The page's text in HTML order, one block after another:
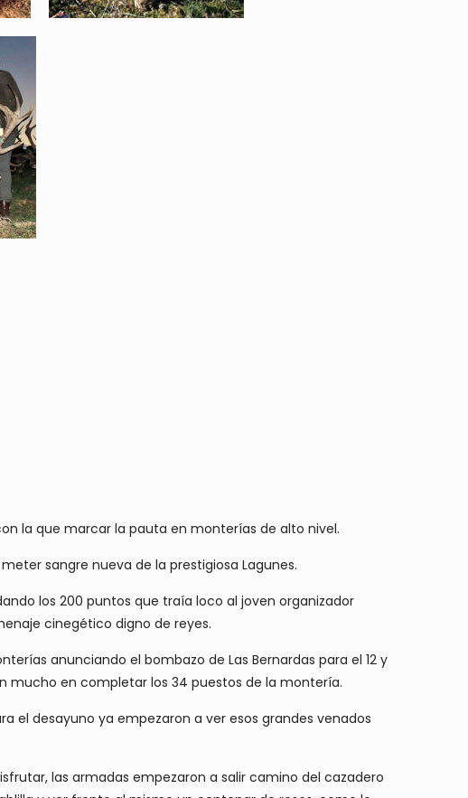
la que marcar la pauta en monterías de alto nivel.
sangre nueva de la prestigiosa Lagunes.
los 200 puntos que traía loco al joven organizador
cinegético digno de reyes.
anunciando el bombazo de Las Bernardas para el 12 y
mucho en completar los 34 puestos de la montería.
el desayuno ya empezaron a ver esos grandes venados
las armadas empezaron a salir camino del cazadero